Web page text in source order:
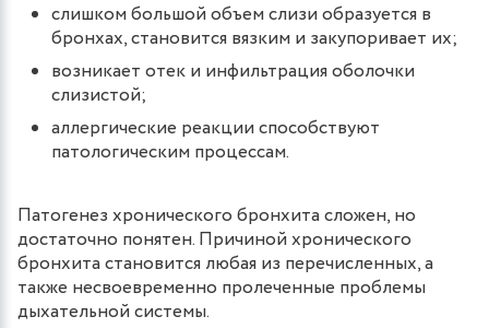
слишком большой объем слизи образуется в
бронхах, становится вязким и закупоривает их;
возникает отек и инфильтрация оболочки
слизистой;
аллергические реакции способствуют
патологическим процессам.
Патогенез хронического бронхита сложен, но
достаточно понятен. Причиной хронического
бронхита становится любая из перечисленных, а
также несвоевременно пролеченные проблемы
дыхательной системы.